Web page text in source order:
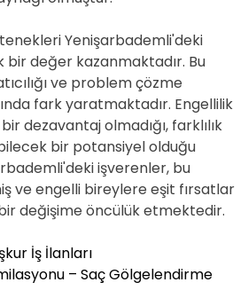
Yenişarbademli'deki
bir değer kazanmaktadır. Bu
ve problem çözme
fark yaratmaktadır. Engellilik
dezavantaj olmadığı, farklılık
bir potansiyel olduğu
işverenler, bu
ve engelli bireylere eşit fırsatlar
değişime öncülük etmektedir.
İş İlanları
– Saç Gölgelendirme